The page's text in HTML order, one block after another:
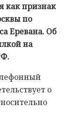
как признак
по
Еревана. Об
на
о